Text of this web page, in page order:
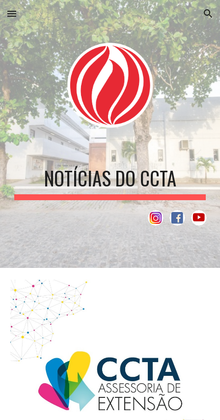
Skip to main content Skip to navigation
NOTÍCIAS DO CCTA